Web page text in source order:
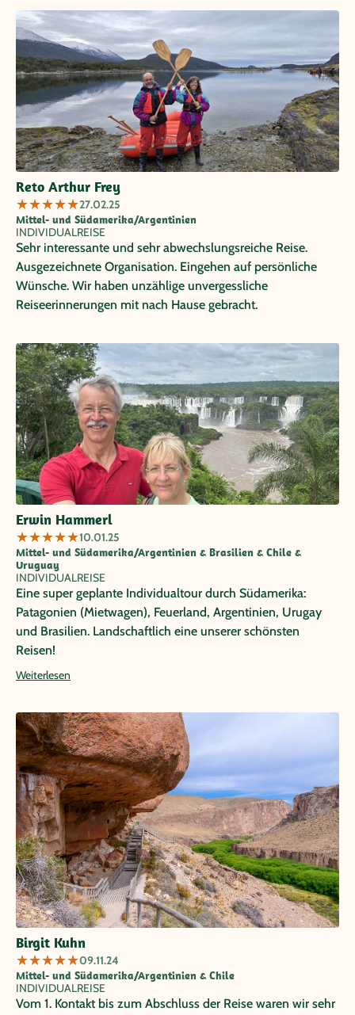
Reto Arthur Frey
★★★★★27.02.25
Mittel- und Südamerika/Argentinien
INDIVIDUALREISE
Sehr interessante und sehr abwechslungsreiche Reise.
Ausgezeichnete Organisation. Eingehen auf persönliche
Wünsche. Wir haben unzählige unvergessliche
Reiseerinnerungen mit nach Hause gebracht.
Erwin Hammerl
★★★★★10.01.25
Mittel- und Südamerika/Argentinien & Brasilien & Chile &
Uruguay
INDIVIDUALREISE
Eine super geplante Individualtour durch Südamerika:
Patagonien (Mietwagen), Feuerland, Argentinien, Urugay
und Brasilien. Landschaftlich eine unserer schönsten
Reisen!
Weiterlesen
Birgit Kuhn
★★★★★09.11.24
Mittel- und Südamerika/Argentinien & Chile
INDIVIDUALREISE
Vom 1. Kontakt bis zum Abschluss der Reise waren wir sehr